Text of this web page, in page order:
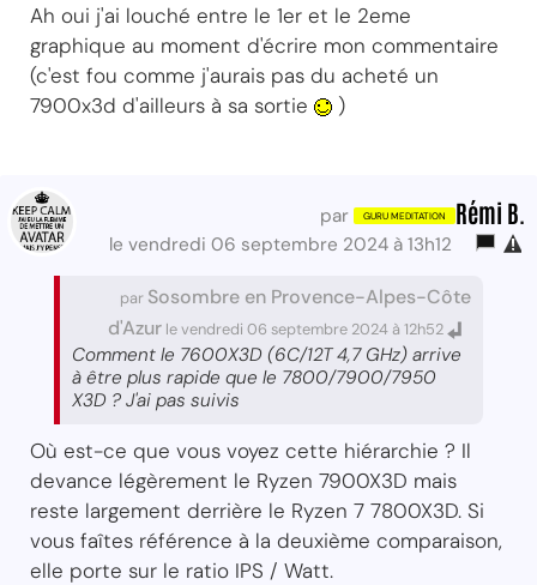
Ah oui j'ai louché entre le 1er et le 2eme
graphique au moment d'écrire mon commentaire
(c'est fou comme j'aurais pas du acheté un
7900x3d d'ailleurs à sa sortie
)
par Rémi B.
le vendredi 06 septembre 2024 à 13h12
par Sosombre en Provence-Alpes-Côte
d'Azur le vendredi 06 septembre 2024 à 12h52
Comment le 7600X3D (6C/12T 4,7 GHz) arrive
à être plus rapide que le 7800/7900/7950
X3D ? J'ai pas suivis
Où est-ce que vous voyez cette hiérarchie ? Il
devance légèrement le Ryzen 7900X3D mais
reste largement derrière le Ryzen 7 7800X3D. Si
vous faîtes référence à la deuxième comparaison,
elle porte sur le ratio IPS / Watt.